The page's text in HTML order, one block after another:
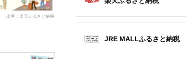
出典：楽天ふるさと納税
JRE MALLふるさと納税